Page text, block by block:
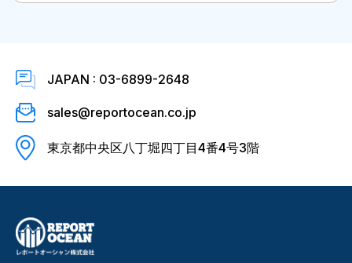
JAPAN : 03-6899-2648
sales@reportocean.co.jp
東京都中央区八丁堀四丁目4番4号3階